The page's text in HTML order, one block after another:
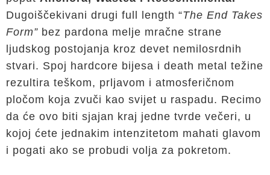
Dugoiščekivani drugi full length “The End Takes
Form” bez pardona melje mračne strane
ljudskog postojanja kroz devet nemilosrdnih
stvari. Spoj hardcore bijesa i death metal težine
rezultira teškom, prljavom i atmosferičnom
pločom koja zvuči kao svijet u raspadu. Recimo
da će ovo biti sjajan kraj jedne tvrde večeri, u
kojoj ćete jednakim intenzitetom mahati glavom
i pogati ako se probudi volja za pokretom.